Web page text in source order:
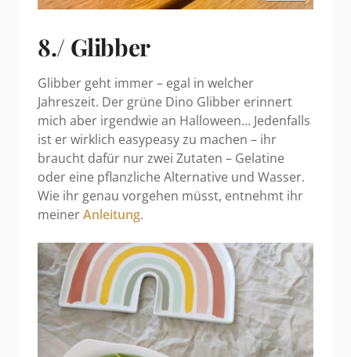
8./ Glibber
Glibber geht immer – egal in welcher
Jahreszeit. Der grüne Dino Glibber erinnert
mich aber irgendwie an Halloween… Jedenfalls
ist er wirklich easypeasy zu machen – ihr
braucht dafür nur zwei Zutaten – Gelatine
oder eine pflanzliche Alternative und Wasser.
Wie ihr genau vorgehen müsst, entnehmt ihr
meinerAnleitung.